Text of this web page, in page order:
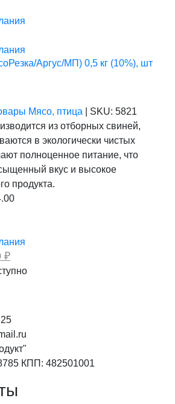
Аргус/МП) 0,5 кг (10%), шт
Мясо, птица SKU: 5821
из отборных свиней,
в экологически чистых
полноценное питание, что
вкус и высокое
продукта.
₽Текущая
цена:
339,00 ₽.
КПП: 482501001